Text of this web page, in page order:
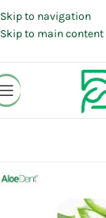
Skip to navigation
Skip to main content